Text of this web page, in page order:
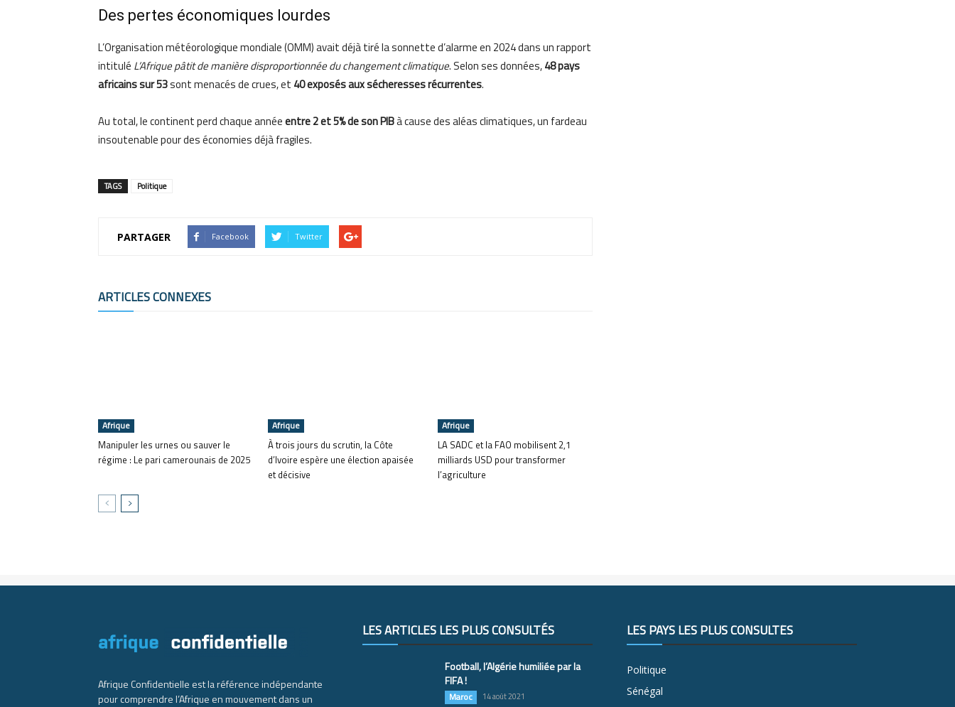
Des pertes économiques lourdes
L’Organisation météorologique mondiale (OMM) avait déjà tiré la sonnette d’alarme en 2024 dans un rapport
intitulé L’Afrique pâtit de manière disproportionnée du changement climatique. Selon ses données,48 pays
africains sur 53sont menacés de crues, et 40 exposés aux sécheresses récurrentes.
Au total, le continent perd chaque annéeentre 2 et 5% de son PIBà cause des aléas climatiques, un fardeau
insoutenable pour des économies déjà fragiles.
TAGS Politique
PARTAGER Facebook Twitter
ARTICLES CONNEXES
Afrique
Manipuler les urnes ou sauver le
régime : Le pari camerounais de 2025
Afrique
À trois jours du scrutin, la Côte
d’Ivoire espère une élection apaisée
et décisive
Afrique
LA SADC et la FAO mobilisent 2,1
milliards USD pour transformer
l’agriculture
Afrique Confidentielle est la référence indépendante
pour comprendre l’Afrique en mouvement dans un
LES ARTICLES LES PLUS CONSULTÉS
Football, l’Algérie humiliée par la
FIFA !
Maroc 14 août 2021
LES PAYS LES PLUS CONSULTÉS
Politique
Sénégal